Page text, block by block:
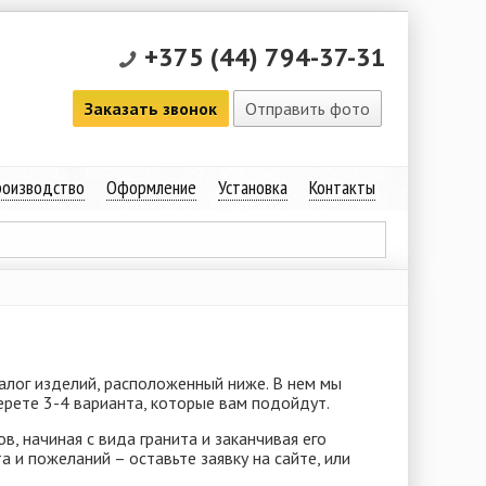
+375 (44) 794-37-31
Заказать звонок Отправить фото
Оформление Установка Контакты
изделий, расположенный ниже. В нем мы
3-4 варианта, которые вам подойдут.
начиная с вида гранита и заканчивая его
пожеланий – оставьте заявку на сайте, или